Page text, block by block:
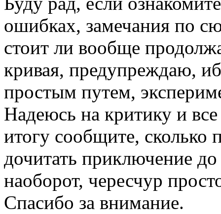
ошибках, замечания по
стоит ли вообще
кривая, предупреждаю,
простым путем,
Надеюсь на критику и
итогу сообщите, сколько
дочитать приключение
наоборот, чересчур
Спасибо за внимание.